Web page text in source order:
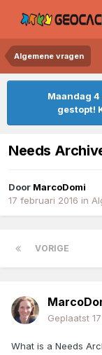
Algemene vragen
Maandag
gestopt!
Needs
Door MarcoDomi
17 februari 2016 in
VORIGE
Geplaatst
What is a Needs